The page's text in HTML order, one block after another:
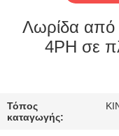
ΓΎΡΟΣ
ΈΛΕΓΧΟΣ
Λωρίδα από
4PH σε
Τόπος
καταγωγής: